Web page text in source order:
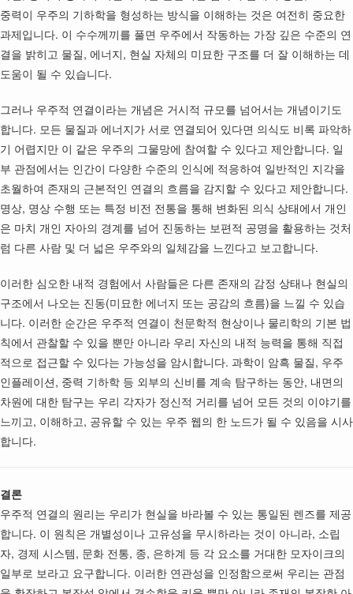
중력이 우주의 기하학을 형성하는 방식을 이해하는 것은 여전히 중요한
과제입니다. 이 수수께끼를 풀면 우주에서 작동하는 가장 깊은 수준의 연
결을 밝히고 물질, 에너지, 현실 자체의 미묘한 구조를 더 잘 이해하는 데
도움이 될 수 있습니다.
그러나 우주적 연결이라는 개념은 거시적 규모를 넘어서는 개념이기도
합니다. 모든 물질과 에너지가 서로 연결되어 있다면 의식도 비록 파악하
기 어렵지만 이 같은 우주의 그물망에 참여할 수 있다고 제안합니다. 일
부 관점에서는 인간이 다양한 수준의 인식에 적응하여 일반적인 지각을
초월하여 존재의 근본적인 연결의 흐름을 감지할 수 있다고 제안합니다.
명상, 명상 수행 또는 특정 비전 전통을 통해 변화된 의식 상태에서 개인
은 마치 개인 자아의 경계를 넘어 진동하는 보편적 공명을 활용하는 것처
럼 다른 사람 및 더 넓은 우주와의 일체감을 느낀다고 보고합니다.
이러한 심오한 내적 경험에서 사람들은 다른 존재의 감정 상태나 현실의
구조에서 나오는 진동(미묘한 에너지 또는 공감의 흐름)을 느낄 수 있습
니다. 이러한 순간은 우주적 연결이 천문학적 현상이나 물리학의 기본 법
칙에서 관찰할 수 있을 뿐만 아니라 우리 자신의 내적 능력을 통해 직접
적으로 접근할 수 있다는 가능성을 암시합니다. 과학이 암흑 물질, 우주
인플레이션, 중력 기하학 등 외부의 신비를 계속 탐구하는 동안, 내면의
차원에 대한 탐구는 우리 각자가 정신적 거리를 넘어 모든 것의 이야기를
느끼고, 이해하고, 공유할 수 있는 우주 웹의 한 노드가 될 수 있음을 시사
합니다.
결론
우주적 연결의 원리는 우리가 현실을 바라볼 수 있는 통일된 렌즈를 제공
합니다. 이 원칙은 개별성이나 고유성을 무시하라는 것이 아니라, 소립
자, 경제 시스템, 문화 전통, 종, 은하계 등 각 요소를 거대한 모자이크의
일부로 보라고 요구합니다. 이러한 연관성을 인정함으로써 우리는 관점